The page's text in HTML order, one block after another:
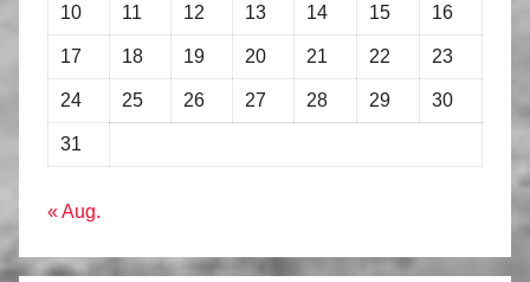
10 11 12 13 14 15 16
17 18 19 20 21 22 23
24 25 26 27 28 29 30
31
« Aug.